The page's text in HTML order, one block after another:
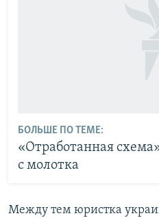
БОЛЬШЕ ПО ТЕМЕ:
«Отработанная
с молотка
Между тем юристка